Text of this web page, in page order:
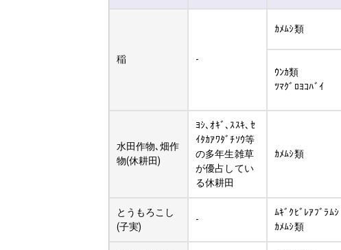
稲 -
ｶﾒﾑｼ類
ｳﾝｶ類
ﾂﾏｸﾞﾛﾖｺﾊﾞｲ
水田作物､畑作
物(休耕田)
ﾖｼ､ｵｷﾞ､ｽｽｷ､ｾ
ｲﾀｶｱﾜﾀﾞﾁｿｳ等
の多年生雑草
が優占してい
る休耕田
ｶﾒﾑｼ類
とうもろこし
(子実)
-
ﾑｷﾞｸﾋﾞﾚｱﾌﾞﾗﾑｼ
ｶﾒﾑｼ類